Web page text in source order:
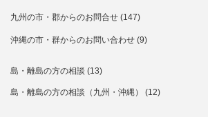
九州の市・郡からのお問合せ (147)
沖縄の市・群からのお問い合わせ (9)
島・離島の方の相談 (13)
島・離島の方の相談（九州・沖縄） (12)